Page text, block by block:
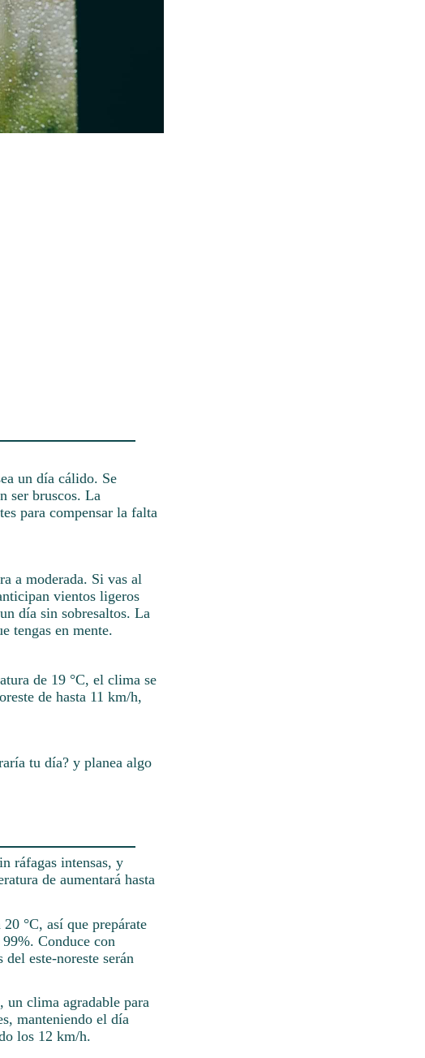
un día cálido. Se
ser bruscos. La
para compensar la falta
a moderada. Si vas al
vientos ligeros
día sin sobresaltos. La
tengas en mente.
de 19 °C, el clima se
de hasta 11 km/h,
tu día? y planea algo
ráfagas intensas, y
de aumentará hasta
°C, así que prepárate
Conduce con
este-noreste serán
un clima agradable para
manteniendo el día
los 12 km/h.